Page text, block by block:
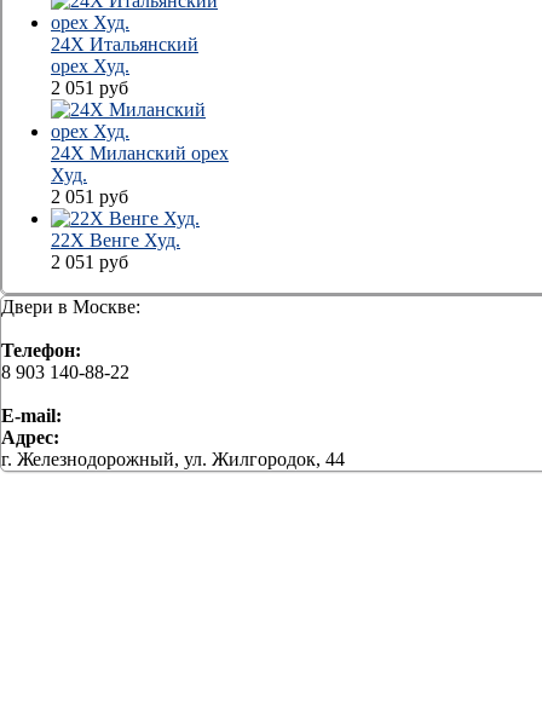
24Х Итальянский
орех Худ.
2 051 руб
24Х Миланский орех
Худ.
2 051 руб
22Х Венге Худ.
2 051 руб
Двери в Москве:
Телефон:
8 903 140-88-22
E-mail:
Адрес:
г. Железнодорожный, ул. Жилгородок, 44